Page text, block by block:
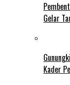
Gelar
Kader